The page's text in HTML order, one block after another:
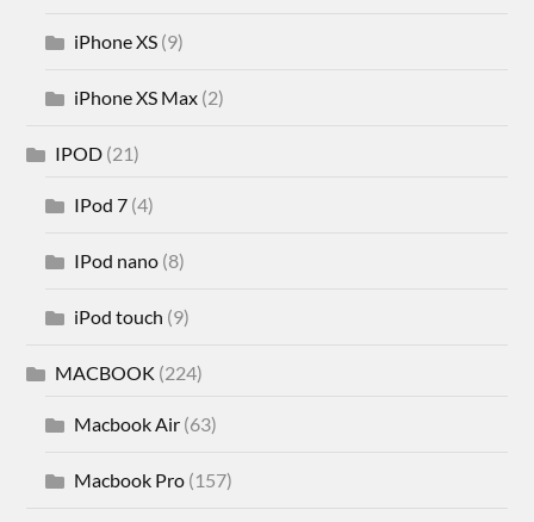
iPhone XS (9)
iPhone XS Max (2)
IPOD (21)
IPod 7 (4)
IPod nano (8)
iPod touch (9)
MACBOOK (224)
Macbook Air (63)
Macbook Pro (157)